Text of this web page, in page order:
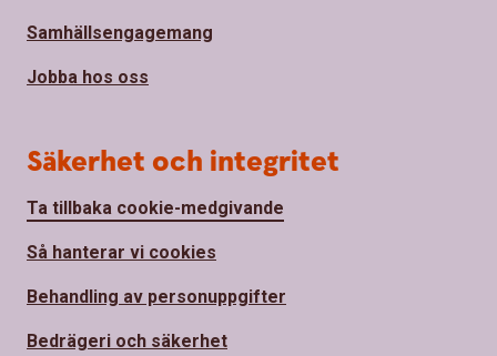
Samhällsengagemang
Jobba hos oss
Säkerhet och integritet
Ta tillbaka cookie-medgivande
Så hanterar vi cookies
Behandling av personuppgifter
Bedrägeri och säkerhet